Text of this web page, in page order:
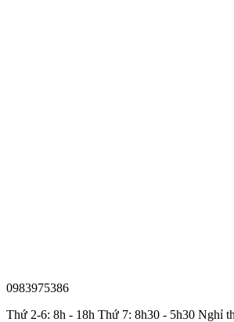
0983975386
Thứ 2-6: 8h - 18h Thứ 7: 8h30 - 5h30 Nghỉ